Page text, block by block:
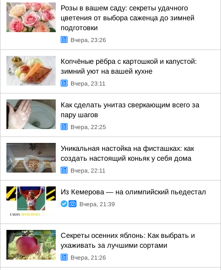
Розы в вашем саду: секреты удачного
цветения от выбора саженца до зимней
подготовки
Вчера, 23:26
Копчёные рёбра с картошкой и капустой:
зимний уют на вашей кухне
Вчера, 23:11
Как сделать унитаз сверкающим всего за
пару шагов
Вчера, 22:25
Уникальная настойка на фисташках: как
создать настоящий коньяк у себя дома
Вчера, 22:11
Из Кемерова — на олимпийский пьедестал
Вчера, 21:39
Секреты осенних яблонь: Как выбрать и
ухаживать за лучшими сортами
Вчера, 21:26